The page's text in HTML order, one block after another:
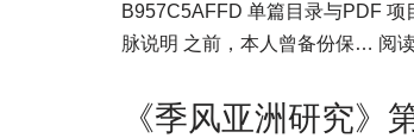
B957C5AFFD 单篇目录与PDF 项
脉说明 之前，本人曾备份保… 阅
《季风亚洲研究》